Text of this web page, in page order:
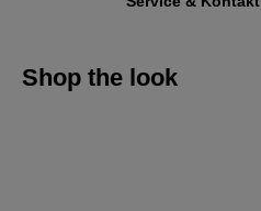
Shop the look